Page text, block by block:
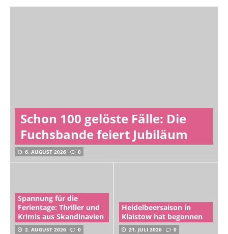
Schon 100 gelöste Fälle: Die
Fuchsbande feiert Jubiläum
6. AUGUST 2026 0
Spannung für die
Ferientage: Thriller und
Krimis aus Skandinavien
2. AUGUST 2026 0
Heidelbeersaison in
Klaistow hat begonnen
21. JULI 2026 0